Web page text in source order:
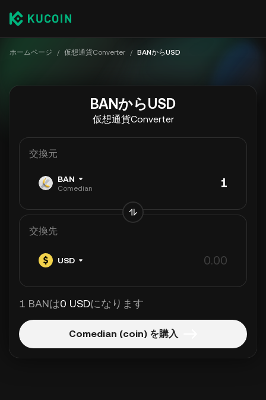
ホームページ / 仮想通貨Converter / BANからUSD
BANからUSD
仮想通貨Converter
交換元
BAN
Comedian
交換先
USD
1 BANは0 USDになります
Comedian (coin) を購入